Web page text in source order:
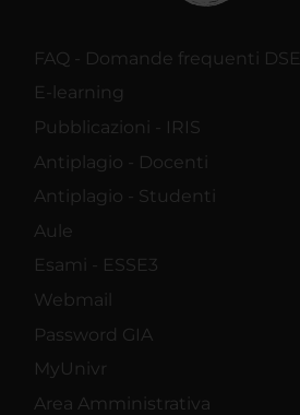
FAQ - Domande frequenti DSE
E-learning
Pubblicazioni - IRIS
Antiplagio - Docenti
Antiplagio - Studenti
Aule
Esami - ESSE3
Webmail
Password GIA
MyUnivr
Area Amministrativa